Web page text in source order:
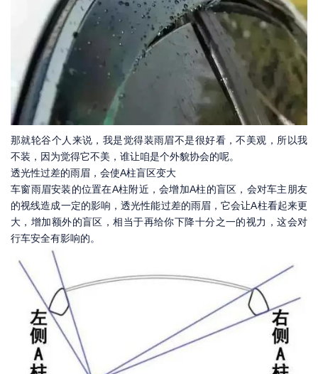
那就轮谷个人来说，我是觉得装雨眉不是很好看，不美观，所以我
不装，因为觉得它不美，谁让咱是个外貌协会的呢。
透光性过差的雨眉，会使A柱盲区变大
车窗雨眉安装的位置在A柱附近，会增加A柱的盲区，会对车主朋友
的视线造成一定的影响，透光性能过差的雨眉，它会让A柱看起来更
大，增加额外的盲区，相当于再给你下降十分之一的视力，这会对
行车安全有影响的。